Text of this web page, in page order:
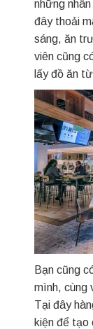
những
đây thoải
sáng, ăn
viên cũng
lấy đồ ăn
Bạn cũng
mình, cùng
Tại đây
kiện để tạo